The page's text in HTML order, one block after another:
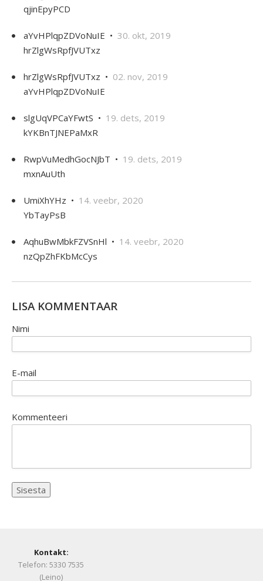
qjinEpyPCD
aYvHPlqpZDVoNuIE • 30. okt, 2019
hrZlgWsRpfJVUTxz
hrZlgWsRpfJVUTxz • 02. nov, 2019
aYvHPlqpZDVoNuIE
slgUqVPCaYFwtS • 19. dets, 2019
kYKBnTJNEPaMxR
RwpVuMedhGocNJbT • 19. dets, 2019
mxnAuUth
UmiXhYHz • 14. veebr, 2020
YbTayPsB
AqhuBwMbkFZVSnHl • 14. veebr, 2020
nzQpZhFKbMcCys
LISA KOMMENTAAR
Nimi
E-mail
Kommenteeri
Kontakt:
Telefon: 5330 7535
(Leino)